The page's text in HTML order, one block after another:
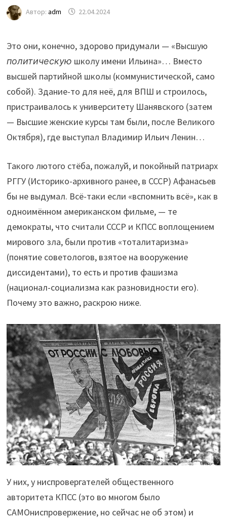
Автор: adm 22.04.2024
Это они, конечно, здорово придумали — «Высшую
политическую школу имени Ильина»… Вместо
высшей партийной школы (коммунистической, само
собой). Здание-то для неё, для ВПШ и строилось,
пристраивалось к университету Шанявского (затем
— Высшие женские курсы там были, после Великого
Октября), где выступал Владимир Ильич Ленин…
Такого лютого стёба, пожалуй, и покойный патриарх
РГГУ (Историко-архивного ранее, в СССР) Афанасьев
бы не выдумал. Всё-таки если «вспомнить всё», как в
одноимённом американском фильме, — те
демократы, что считали СССР и КПСС воплощением
мирового зла, были против «тоталитаризма»
(понятие советологов, взятое на вооружение
диссидентами), то есть и против фашизма
(национал-социализма как разновидности его).
Почему это важно, раскрою ниже.
У них, у ниспровергателей общественного
авторитета КПСС (это во многом было
САМОниспровержение, но сейчас не об этом) и